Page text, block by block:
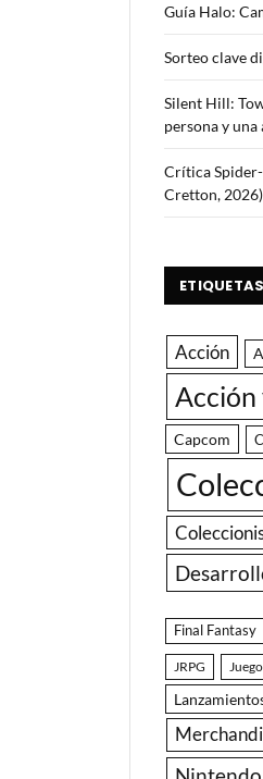
Guía Halo:
Sorteo clave
Silent Hill:
persona y
Crítica
Cretton, 2026)
ETIQUETAS
Acción
Acción
Capcom
Final Fantasy
JRPG